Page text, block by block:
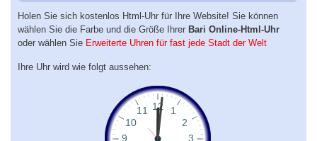
Holen Sie sich kostenlos Html-Uhr für Ihre Website! Sie können
wählen Sie die Farbe und die Größe Ihrer Bari Online-Html-Uhr
oder wählen Sie Erweiterte Uhren für fast jede Stadt der Welt
Ihre Uhr wird wie folgt aussehen: